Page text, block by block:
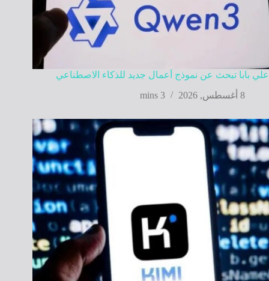
علي بابا تبحث عن نموذج أعمال جديد للذكاء الاصطناعي
8 أغسطس, 2026
3 mins